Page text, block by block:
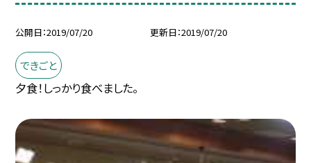
公開日 2019/07/20 更新日 2019/07/20
できごと
夕食！しっかり食べました。